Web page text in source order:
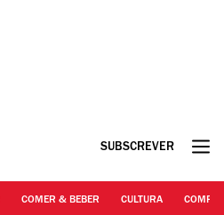
SUBSCREVER
COMER & BEBER CULTURA